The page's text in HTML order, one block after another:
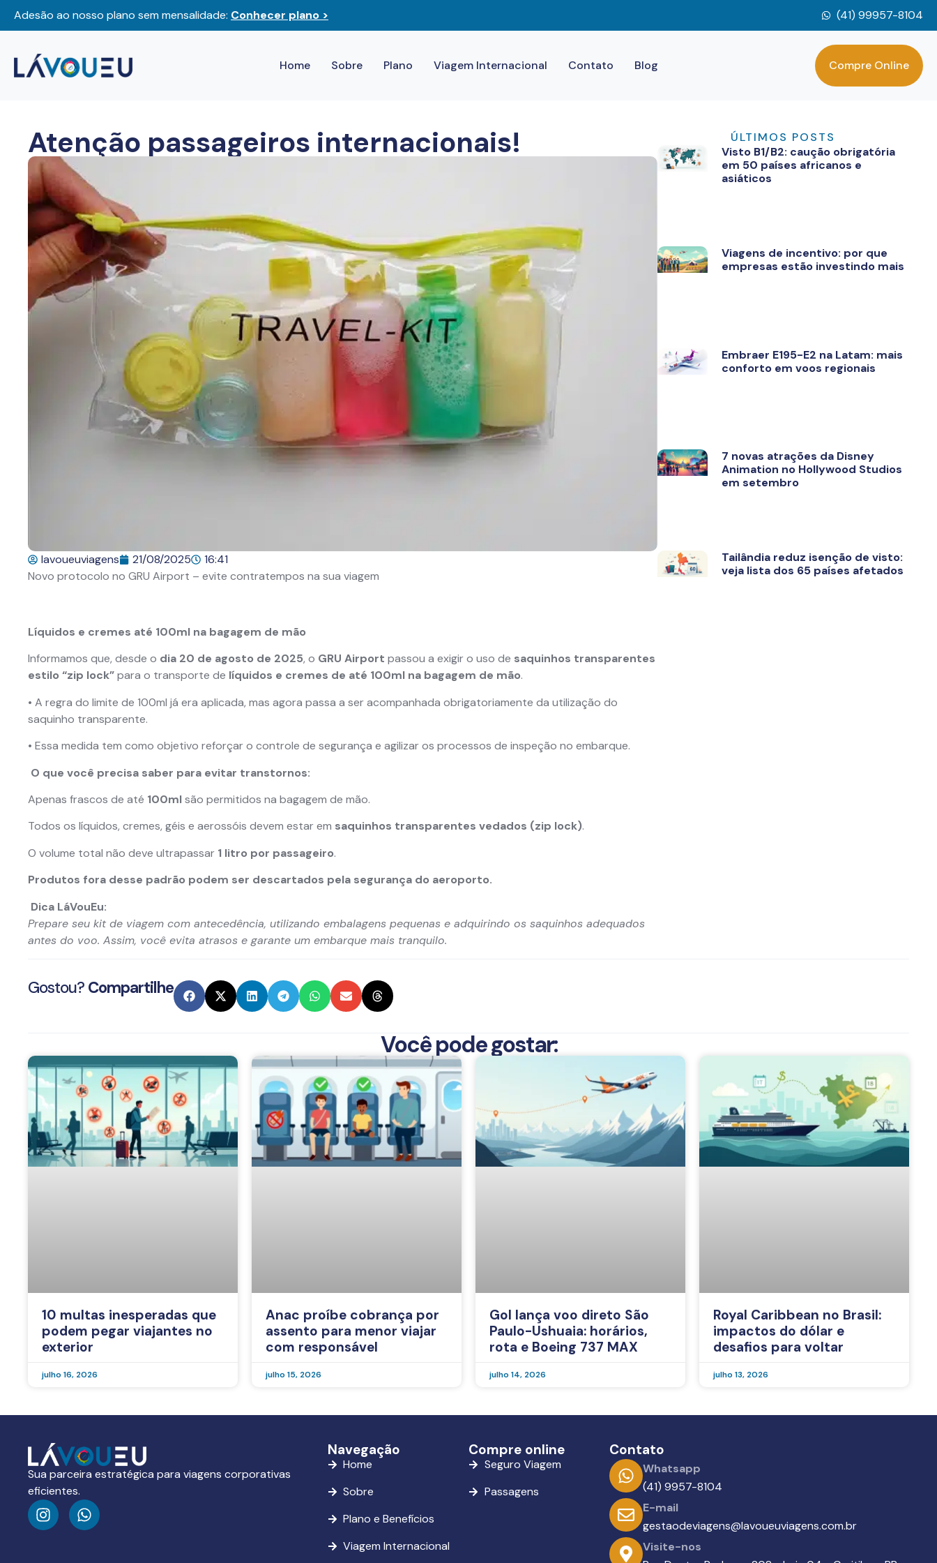
Adesão ao nosso plano sem mensalidade: Conhecer plano > (41) 99957-8104
Home Sobre Plano Viagem Internacional Contato Blog Compre Online
Atenção passageiros internacionais!
lavoueuviagens 21/08/2025
16:41
Novo protocolo no GRU Airport – evite contratempos na sua viagem
Líquidos e cremes até 100ml na bagagem de mão
Informamos que, desde o dia 20 de agosto de 2025, o GRU Airport passou a exigir o uso de saquinhos transparentes
estilo “zip lock”para o transporte de líquidos e cremes de até 100ml na bagagem de mão.
• A regra do limite de 100ml já era aplicada, mas agora passa a ser acompanhada obrigatoriamente da utilização do
saquinho transparente.
• Essa medida tem como objetivo reforçar o controle de segurança e agilizar os processos de inspeção no embarque.
O que você precisa saber para evitar transtornos:
Apenas frascos de até 100mlsão permitidos na bagagem de mão.
Todos os líquidos, cremes, géis e aerossóis devem estar em saquinhos transparentes vedados (zip lock).
O volume total não deve ultrapassar 1 litro por passageiro.
Produtos fora desse padrão podem ser descartados pela segurança do aeroporto.
Dica LáVouEu:
Prepare seu kit de viagem com antecedência, utilizando embalagens pequenas e adquirindo os saquinhos adequados
antes do voo. Assim, você evita atrasos e garante um embarque mais tranquilo.
ÚLTIMOS POSTS
Visto B1/B2: caução obrigatória
em 50 países africanos e
asiáticos
Viagens de incentivo: por que
empresas estão investindo mais
Embraer E195-E2 na Latam: mais
conforto em voos regionais
7 novas atrações da Disney
Animation no Hollywood Studios
em setembro
Tailândia reduz isenção de visto:
veja lista dos 65 países afetados
Gostou? Compartilhe
Você pode gostar:
10 multas inesperadas que
podem pegar viajantes no
exterior
julho 16, 2026
Anac proíbe cobrança por
assento para menor viajar
com responsável
julho 15, 2026
Gol lança voo direto São
Paulo-Ushuaia: horários,
rota e Boeing 737 MAX
julho 14, 2026
Royal Caribbean no Brasil:
impactos do dólar e
desafios para voltar
julho 13, 2026
Sua parceira estratégica para viagens corporativas
eficientes.
Navegação
Home
Sobre
Plano e Benefícios
Viagem Internacional
Compre online
Seguro Viagem
Passagens
Contato
Whatsapp
(41) 9957-8104
E-mail
gestaodeviagens@lavoueuviagens.com.br
Visite-nos